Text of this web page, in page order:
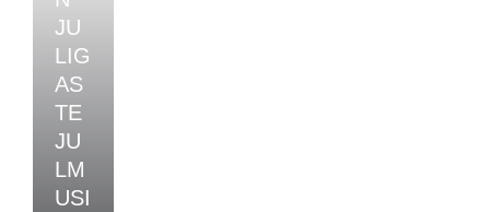
JU
LIG
AS
TE
JU
LM
USI